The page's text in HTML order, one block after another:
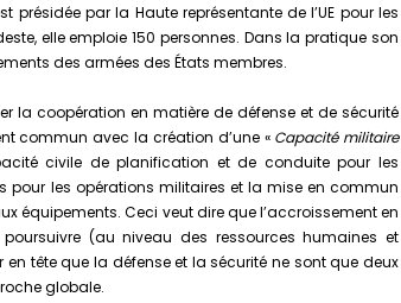
présidée par la Haute représentante de l’UE pour les
elle emploie 150 personnes. Dans la pratique son
des armées des États membres.
la coopération en matière de défense et de sécurité
commun avec la création d’une « Capacité militaire
civile de planification et de conduite pour les
pour les opérations militaires et la mise en commun
équipements. Ceci veut dire que l’accroissement en
(au niveau des ressources humaines et
tête que la défense et la sécurité ne sont que deux
globale.